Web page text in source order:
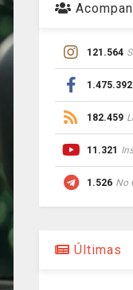
121.564
1.475.392
182.459
11.321
1.526 No
Últimas